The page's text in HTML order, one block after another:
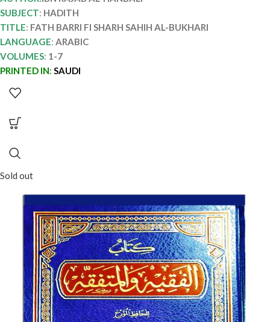
SUBJECT: HADITH
TITLE: FATH BARRI FI SHARH SAHIH AL-BUKHARI
LANGUAGE: ARABIC
VOLUMES: 1-7
PRINTED IN: SAUDI
Sold out